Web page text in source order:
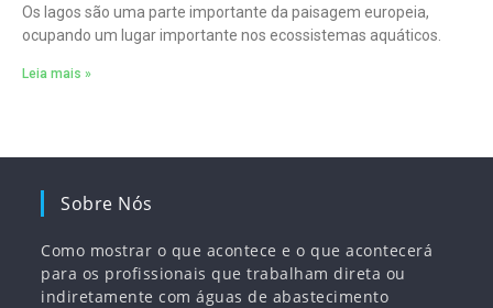
Os lagos são uma parte importante da paisagem europeia,
ocupando um lugar importante nos ecossistemas aquáticos.
Leia mais »
Sobre Nós
Como mostrar o que acontece e o que acontecerá
para os profissionais que trabalham direta ou
indiretamente com águas de abastecimento